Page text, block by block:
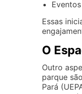
Essas
O
Outro
parque
Pará